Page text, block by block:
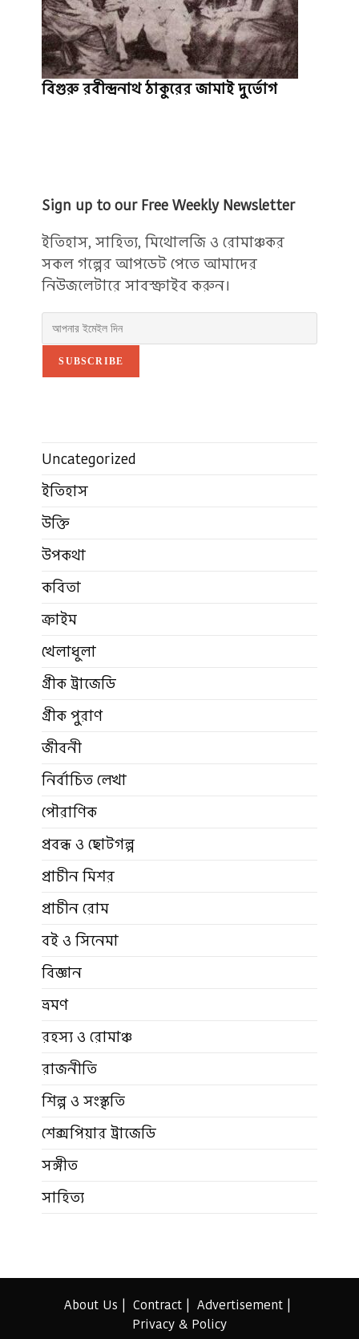
বিগুরু রবীন্দ্রনাথ ঠাকুরের জামাই দুর্ভোগ
Sign up to our Free Weekly Newsletter
ইতিহাস, সাহিত্য, মিথোলজি ও রোমাঞ্চকর
সকল গল্পের আপডেট পেতে আমাদের
নিউজলেটারে সাবস্ক্রাইব করুন।
SUBSCRIBE
Uncategorized
ইতিহাস
উক্তি
উপকথা
কবিতা
ক্রাইম
খেলাধুলা
গ্রীক ট্রাজেডি
গ্রীক পুরাণ
জীবনী
নির্বাচিত লেখা
পৌরাণিক
প্রবন্ধ ও ছোটগল্প
প্রাচীন মিশর
প্রাচীন রোম
বই ও সিনেমা
বিজ্ঞান
ভ্রমণ
রহস্য ও রোমাঞ্চ
রাজনীতি
শিল্প ও সংস্কৃতি
শেক্সপিয়ার ট্রাজেডি
সঙ্গীত
সাহিত্য
About Us Contract
Advertisement
Privacy & Policy